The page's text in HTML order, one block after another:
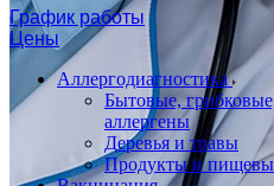
График работы
Цены
Аллергодиагностика
Бытовые,
аллергены
Деревья и травы
Продукты и